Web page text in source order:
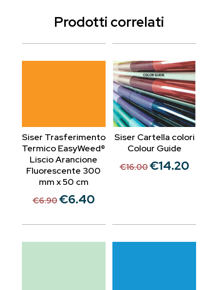
Prodotti correlati
Siser Trasferimento
Termico EasyWeed®
Liscio Arancione
Fluorescente 300
mm x 50 cm
€6.90 Il
originale
€6.40Il
attuale
Siser Cartella colori
Colour Guide
€16.00 Il
€14.20Il